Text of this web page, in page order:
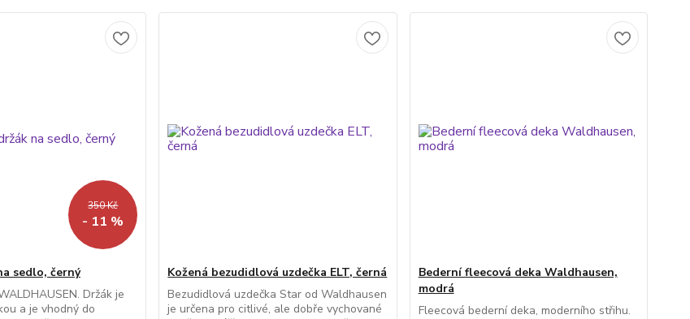
350 Kč
- 11 %
sedlo, černý
Držák je
a je vhodný do
Kožená bezudidlová uzdečka ELT, černá
Bezudidlová uzdečka Star od Waldhausen
je určena pro citlivé, ale dobře vychované
Bederní fleecová deka Waldhausen,
modrá
Fleecová bederní deka, moderního střihu.